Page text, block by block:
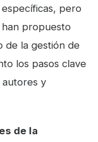
específicas, pero
han propuesto
de la gestión de
los pasos clave
autores y
de la